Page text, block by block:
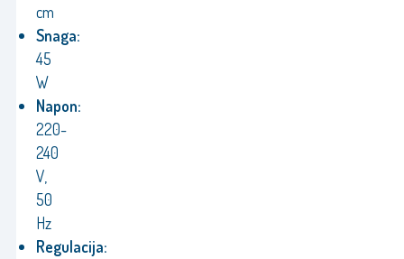
cm
Snaga:
45
W
Napon:
220-
240
V,
50
Hz
Regulacija: